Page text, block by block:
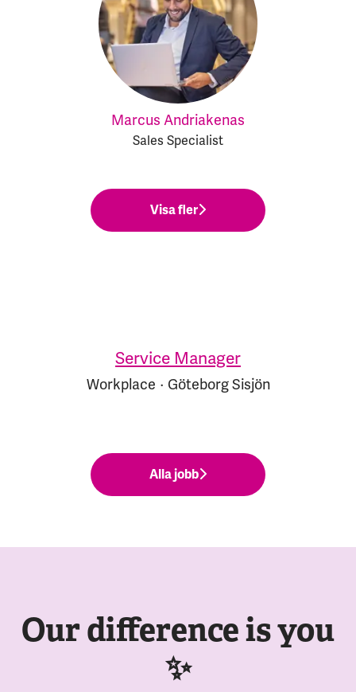
Marcus Andriakenas
Sales Specialist
Visa fler
Service Manager
Workplace · Göteborg Sisjön
Alla jobb
Our difference is you
✨